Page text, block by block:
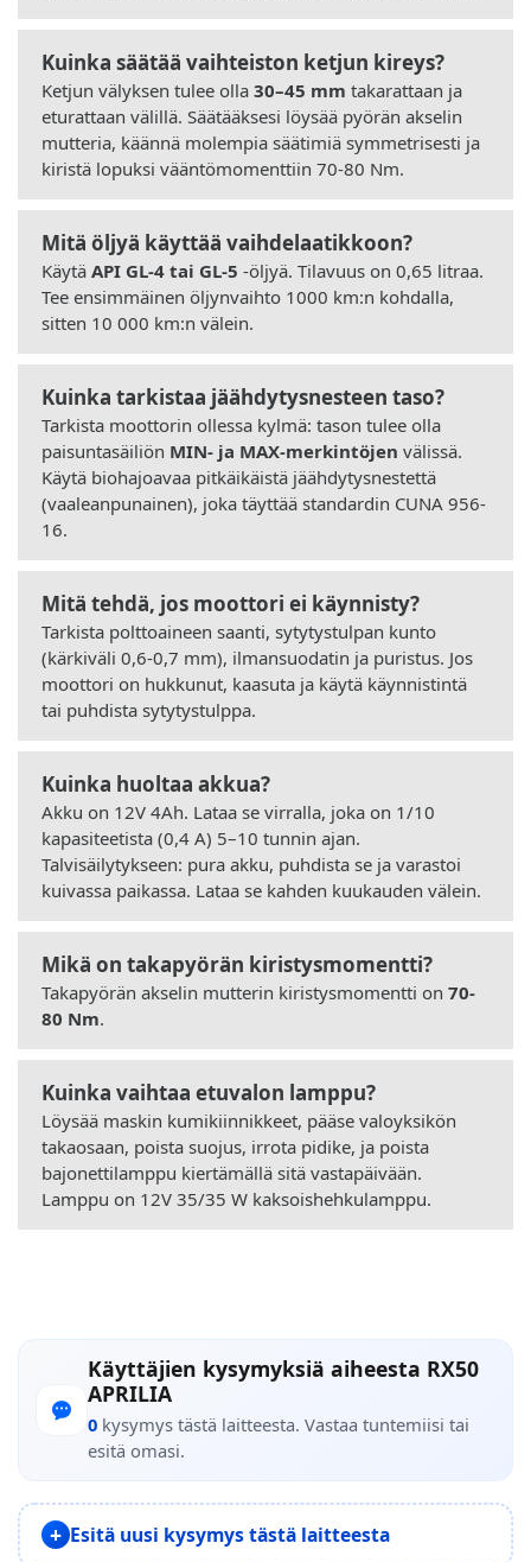
Kuinka säätää vaihteiston ketjun kireys?
Ketjun välyksen tulee olla 30–45 mm takarattaan ja
eturattaan välillä. Säätääksesi löysää pyörän akselin
mutteria, käännä molempia säätimiä symmetrisesti ja
kiristä lopuksi vääntömomenttiin 70-80 Nm.
Mitä öljyä käyttää vaihdelaatikkoon?
Käytä API GL-4 tai GL-5 -öljyä. Tilavuus on 0,65 litraa.
Tee ensimmäinen öljynvaihto 1000 km:n kohdalla,
sitten 10 000 km:n välein.
Kuinka tarkistaa jäähdytysnesteen taso?
Tarkista moottorin ollessa kylmä: tason tulee olla
paisuntasäiliön MIN- ja MAX-merkintöjen välissä.
Käytä biohajoavaa pitkäikäistä jäähdytysnestettä
(vaaleanpunainen), joka täyttää standardin CUNA 956-
16.
Mitä tehdä, jos moottori ei käynnisty?
Tarkista polttoaineen saanti, sytytystulpan kunto
(kärkiväli 0,6-0,7 mm), ilmansuodatin ja puristus. Jos
moottori on hukkunut, kaasuta ja käytä käynnistintä
tai puhdista sytytystulppa.
Kuinka huoltaa akkua?
Akku on 12V 4Ah. Lataa se virralla, joka on 1/10
kapasiteetista (0,4 A) 5–10 tunnin ajan.
Talvisäilytykseen: pura akku, puhdista se ja varastoi
kuivassa paikassa. Lataa se kahden kuukauden välein.
Mikä on takapyörän kiristysmomentti?
Takapyörän akselin mutterin kiristysmomentti on 70-
80 Nm.
Kuinka vaihtaa etuvalon lamppu?
Löysää maskin kumikiinnikkeet, pääse valoyksikön
takaosaan, poista suojus, irrota pidike, ja poista
bajonettilamppu kiertämällä sitä vastapäivään.
Lamppu on 12V 35/35 W kaksoishehkulamppu.
Käyttäjien kysymyksiä aiheesta RX50
APRILIA
0 kysymys tästä laitteesta. Vastaa tuntemiisi tai
esitä omasi.
Esitä uusi kysymys tästä laitteesta